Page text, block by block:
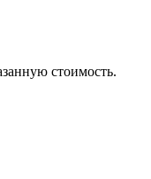
стоимость.